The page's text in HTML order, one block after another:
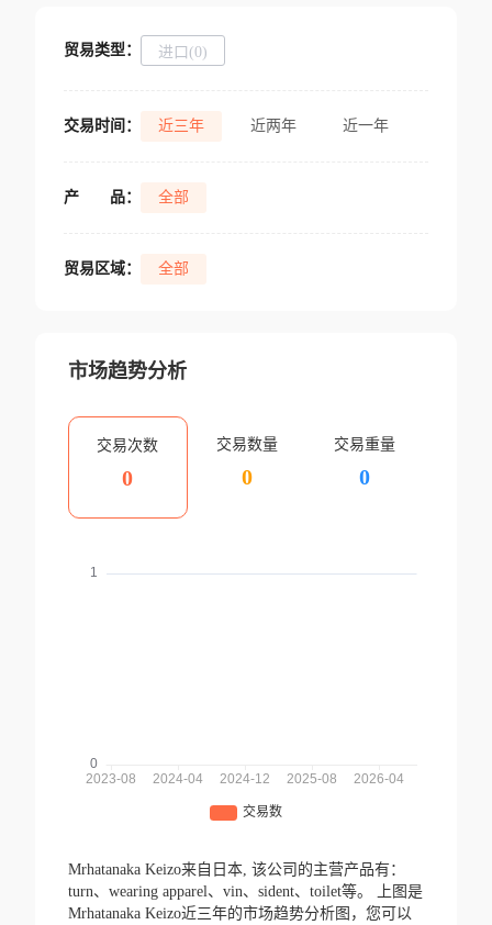
贸易类型： 进口(0)
交易时间： 近三年 近两年 近一年
产 品： 全部
贸易区域： 全部
市场趋势分析
交易次数
0
交易数量
0
交易重量
0
Mrhatanaka Keizo来自日本, 该公司的主营产品有：
turn、wearing apparel、vin、sident、toilet等。
上图是
Mrhatanaka Keizo近三年的市场趋势分析图，您可以